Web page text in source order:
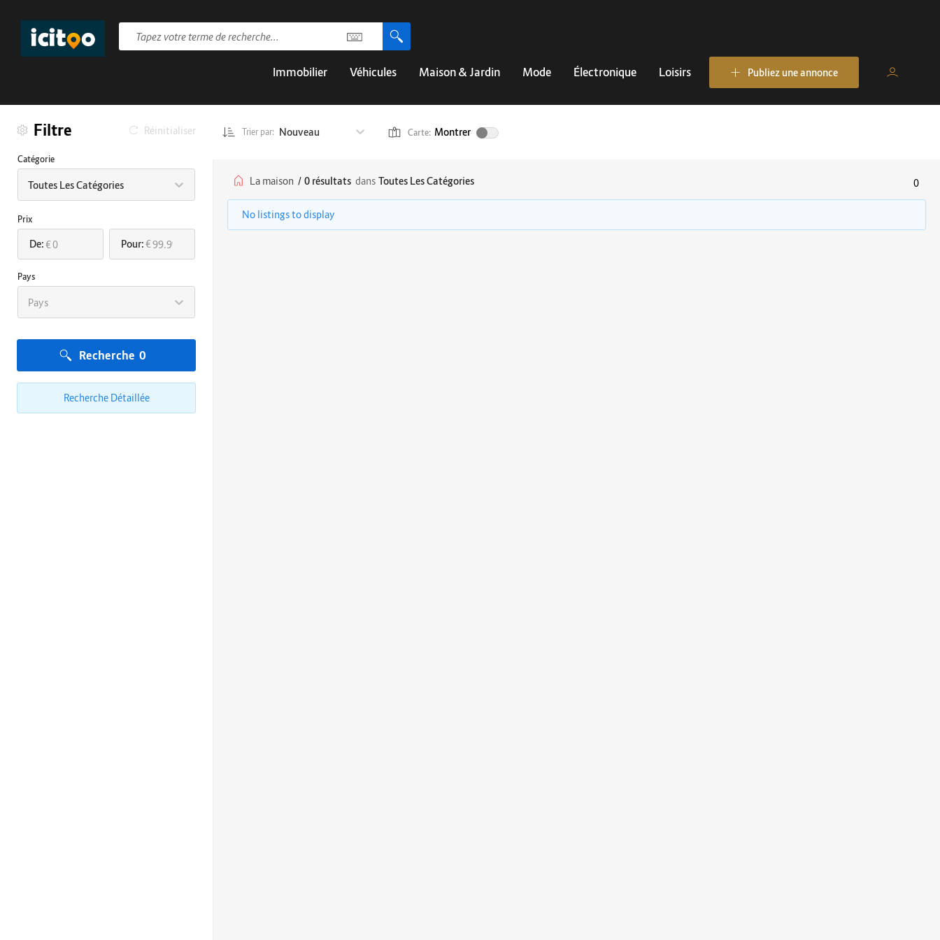
Immobilier Véhicules Maison & Jardin Mode Électronique Loisirs Publiez une annonce
Filtre Réinitialiser
Catégorie
Toutes Les Catégories
Prix
De:€ Pour:€
Pays
Pays
Recherche 0
Recherche Détaillée
Trier par: Nouveau Carte: Montrer
La maison / 0 résultats dans Toutes Les Catégories 0
No listings to display